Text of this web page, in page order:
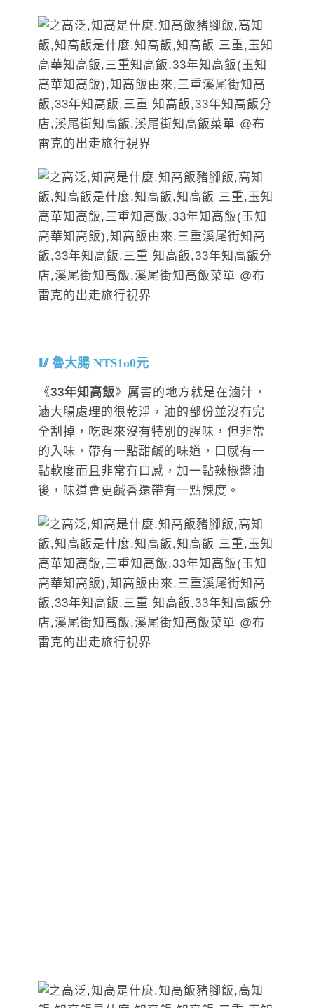
魯大腸 NT$1o0元
《33年知高飯》厲害的地方就是在滷汁，
滷大腸處理的很乾淨，油的部份並沒有完
全刮掉，吃起來沒有特別的腥味，但非常
的入味，帶有一點甜鹹的味道，口感有一
點軟度而且非常有口感，加一點辣椒醬油
後，味道會更鹹香還帶有一點辣度。